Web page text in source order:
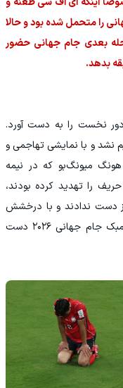
را متحمل شده بود و حالا
بعدی جام جهانی حضور
بدهد.
دور نخست را به دست آورد.
نشد و با نمایشی تهاجمی و
هونگ میونگ‌بو که در نیمه
را تهدید کرده بودند،
دست ندادند و با درخشش
هوانگ این‌بئوم و اوه هیون‌گیو به نخستین کامبک جام جهانی ۲۰۲۶ دست